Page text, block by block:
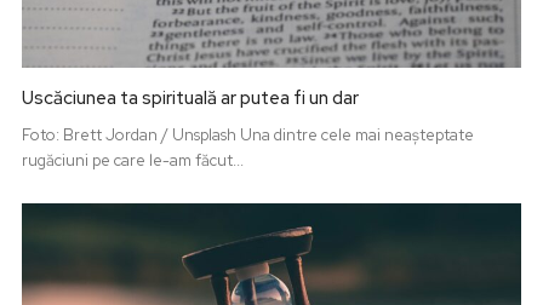
Uscăciunea ta spirituală ar putea fi un dar
Foto: Brett Jordan / Unsplash Una dintre cele mai neașteptate
rugăciuni pe care le-am făcut...